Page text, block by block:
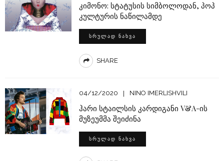
კიმონო: სტატუსის სიმბოლოდან, პოპ
კულტურის ნაწილამდე
ᲡᲠᲣᲚᲐᲓ ᲜᲐᲮᲕᲐ
SHARE
04/12/2020 NINO IMERLISHVILI
ჰარი სტაილსის კარდიგანი V&A-ის
მუზეუმმა შეიძინა
ᲡᲠᲣᲚᲐᲓ ᲜᲐᲮᲕᲐ